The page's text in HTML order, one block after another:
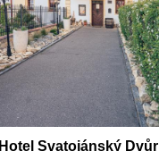
Hotel Svatojánský Dvůr